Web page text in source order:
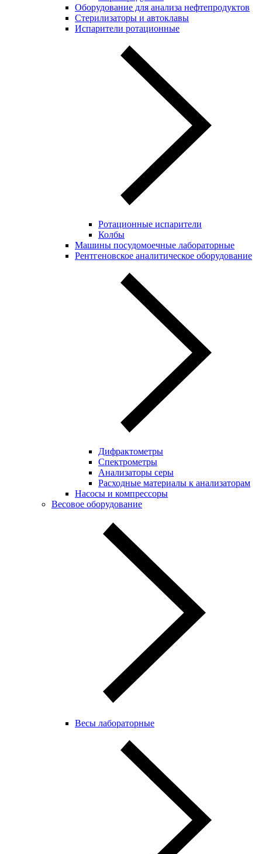
Оборудование для анализа нефтепродуктов
Стерилизаторы и автоклавы
Испарители ротационные
Ротационные испарители
Колбы
Машины посудомоечные лабораторные
Рентгеновское аналитическое оборудование
Дифрактометры
Спектрометры
Анализаторы серы
Расходные материалы к анализаторам
Насосы и компрессоры
Весовое оборудование
Весы лабораторные